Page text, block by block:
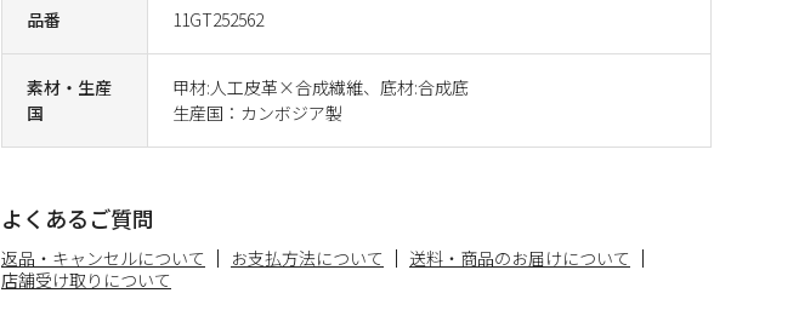
品番 11GT252562
素材・生産
国
甲材:人工皮革×合成繊維、底材:合成底
生産国：カンボジア製
よくあるご質問
返品・キャンセルについて お支払方法について
送料・商品のお届けについて
店舗受け取りについて